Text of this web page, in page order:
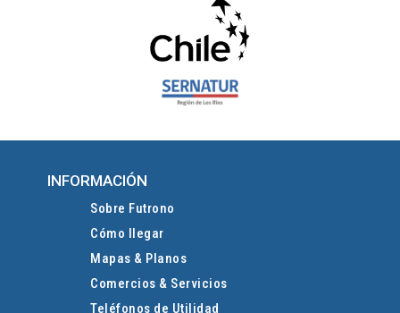
INFORMACIÓN
Sobre Futrono
Cómo llegar
Mapas & Planos
Comercios & Servicios
Teléfonos de Utilidad